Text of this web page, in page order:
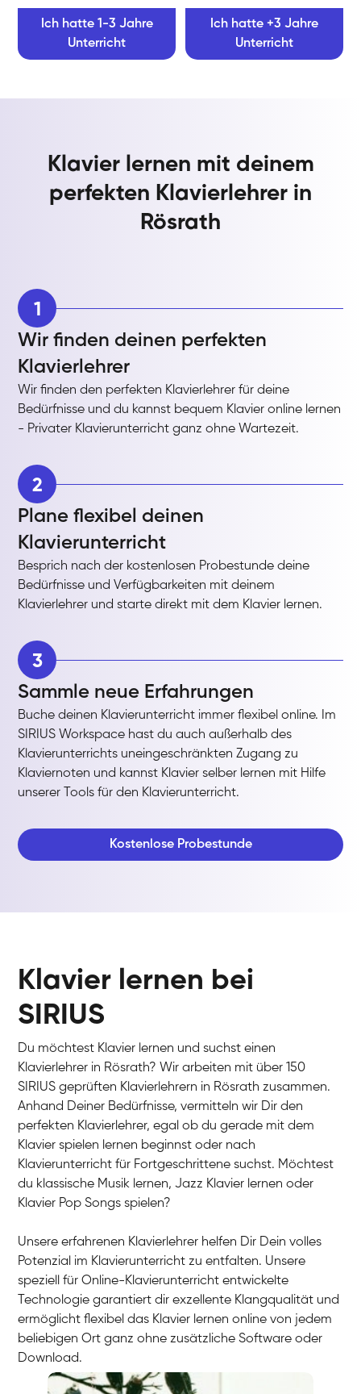
Ich hatte 1-3 Jahre
Unterricht
Ich hatte +3 Jahre
Unterricht
Klavier lernen mit deinem
perfekten Klavierlehrer in
Rösrath
1
Wir finden deinen perfekten
Klavierlehrer
Wir finden den perfekten Klavierlehrer für deine
Bedürfnisse und du kannst bequem Klavier online lernen
- Privater Klavierunterricht ganz ohne Wartezeit.
2
Plane flexibel deinen
Klavierunterricht
Besprich nach der kostenlosen Probestunde deine
Bedürfnisse und Verfügbarkeiten mit deinem
Klavierlehrer und starte direkt mit dem Klavier lernen.
3
Sammle neue Erfahrungen
Buche deinen Klavierunterricht immer flexibel online. Im
SIRIUS Workspace hast du auch außerhalb des
Klavierunterrichts uneingeschränkten Zugang zu
Klaviernoten und kannst Klavier selber lernen mit Hilfe
unserer Tools für den Klavierunterricht.
Kostenlose Probestunde
Klavier lernen bei
SIRIUS
Du möchtest Klavier lernen und suchst einen
Klavierlehrer in Rösrath? Wir arbeiten mit über 150
SIRIUS geprüften Klavierlehrern in Rösrath zusammen.
Anhand Deiner Bedürfnisse, vermitteln wir Dir den
perfekten Klavierlehrer, egal ob du gerade mit dem
Klavier spielen lernen beginnst oder nach
Klavierunterricht für Fortgeschrittene suchst. Möchtest
du klassische Musik lernen, Jazz Klavier lernen oder
Klavier Pop Songs spielen?
Unsere erfahrenen Klavierlehrer helfen Dir Dein volles
Potenzial im Klavierunterricht zu entfalten. Unsere
speziell für Online-Klavierunterricht entwickelte
Technologie garantiert dir exzellente Klangqualität und
ermöglicht flexibel das Klavier lernen online von jedem
beliebigen Ort ganz ohne zusätzliche Software oder
Download.